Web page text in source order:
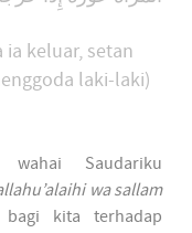
ia keluar, setan
laki-laki)
wahai Saudariku
wa sallam
kita terhadap